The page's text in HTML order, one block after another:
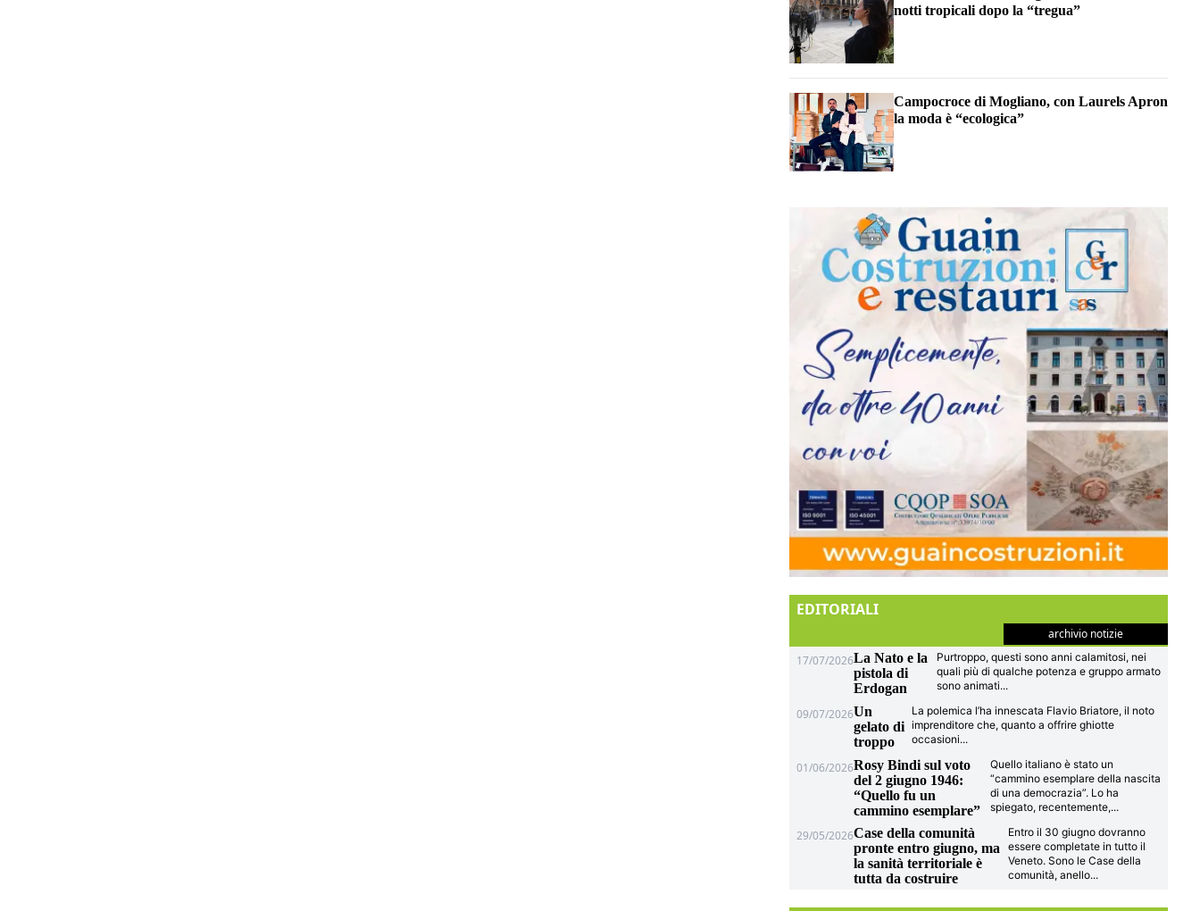
notti tropicali dopo la “tregua”
Campocroce di Mogliano, con Laurels Apron
la moda è “ecologica”
EDITORIALI
archivio notizie
17/07/2026La Nato e la
pistola di
Erdogan
Purtroppo, questi sono anni calamitosi, nei
quali più di qualche potenza e gruppo armato
sono animati...
09/07/2026Un
gelato di
troppo
La polemica l’ha innescata Flavio Briatore, il noto
imprenditore che, quanto a offrire ghiotte
occasioni...
01/06/2026Rosy Bindi sul voto
del 2 giugno 1946:
“Quello fu un
cammino esemplare”
Quello italiano è stato un
“cammino esemplare della nascita
di una democrazia”. Lo ha
spiegato, recentemente,...
29/05/2026Case della comunità
pronte entro giugno, ma
la sanità territoriale è
tutta da costruire
Entro il 30 giugno dovranno
essere completate in tutto il
Veneto. Sono le Case della
comunità, anello...